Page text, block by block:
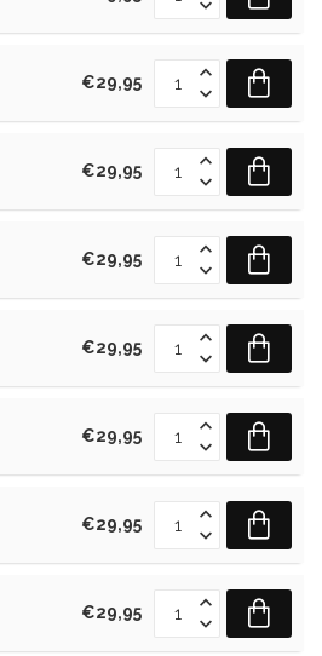
€29,95
€29,95
€29,95
€29,95
€29,95
€29,95
€29,95